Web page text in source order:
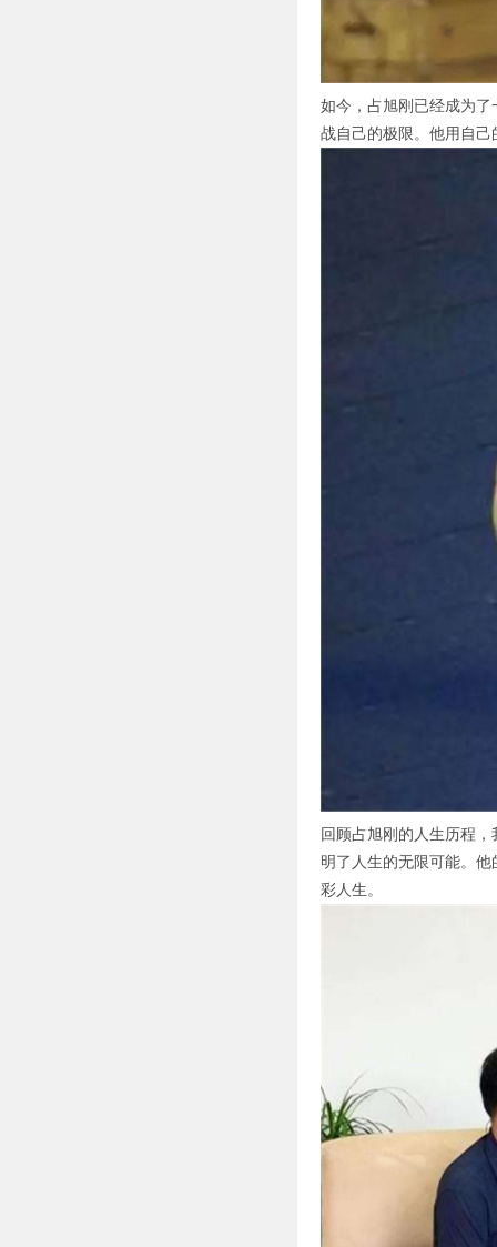
如今，占旭刚已经成为
战自己的极限。他用自
回顾占旭刚的人生历程
明了人生的无限可能。
彩人生。